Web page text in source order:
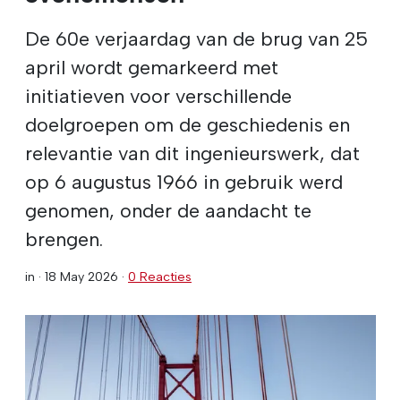
De 60e verjaardag van de brug van 25
april wordt gemarkeerd met
initiatieven voor verschillende
doelgroepen om de geschiedenis en
relevantie van dit ingenieurswerk, dat
op 6 augustus 1966 in gebruik werd
genomen, onder de aandacht te
brengen.
in · 18 May 2026 · 0 Reacties